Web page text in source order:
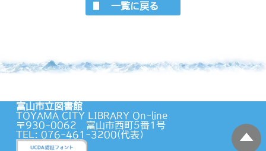
一覧に戻る
富山市立図書館
TOYAMA CITY LIBRARY On-line
〒930-0062 富山市西町5番1号
TEL: 076-461-3200(代表）